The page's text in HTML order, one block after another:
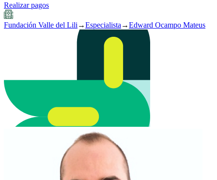
Realizar pagos
Fundación Valle del Lili →Especialista →Edward Ocampo Mateus